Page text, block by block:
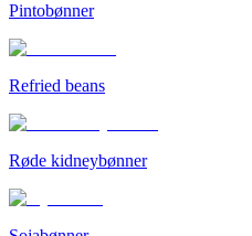
Pintobønner
Refried beans
Røde kidneybønner